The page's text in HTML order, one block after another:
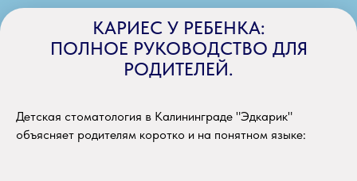
КАРИЕС У РЕБЕНКА:
ПОЛНОЕ РУКОВОДСТВО ДЛЯ
РОДИТЕЛЕЙ.
Детская стоматология в Калининграде "Эдкарик"
объясняет родителям коротко и на понятном языке: